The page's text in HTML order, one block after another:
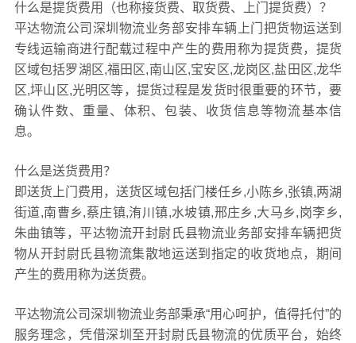
什么是提货费用（也称接货费、取货费、上门提货费）？
平达物流公司深圳物流业务部安排车辆上门把货物运送到
专线运输商进行配载过程中产生的费用称为提货费，提货
区域包括罗湖区,福田区,南山区,宝安区,龙岗区,盐田区,龙华
区,坪山区,光明区等，提货过程是发货时很重要的环节，要
确认件数、重量、体积、包装、收货信息等物流基本信
息。
什么是送货费用？
即送货上门费用，送货区域包括门楼任乡,小陈乡,张镇,两湖
街道,南曹乡,蔡庄镇,洧川镇,水坡镇,邢庄乡,大马乡,岗李乡,
朱曲镇等，平达物流开封尉氏县物流业务部安排车辆把货
物从开封尉氏县物流集散地运送到指定的收货地点，期间
产生的费用称为送货费。
平达物流公司深圳物流业务部秉承“用心呵护，值得托付”的
服务理念，凭借深圳至开封尉氏县物流的优质平台，始终